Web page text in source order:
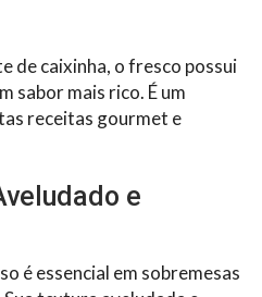
de caixinha, o fresco possui
sabor mais rico. É um
receitas gourmet e
e
é essencial em sobremesas